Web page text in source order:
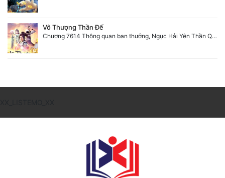
Vô Thượng Thần Đế
Chương 7614 Thông quan ban thưởng, Ngục Hải Yên Thần Quang